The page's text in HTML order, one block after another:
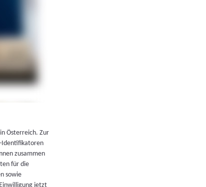
Österreich. Zur
Identifikatoren
zusammen
für die
sowie
jetzt